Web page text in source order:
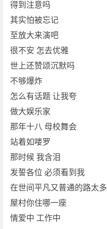
得到注意吗
其实怕被忘记
至放大来演吧
很不安 怎去优雅
世上还赞颂沉默吗
不够爆炸
怎么有话题 让我夸
做大娱乐家
那年十八 母校舞会
站着如喽罗
那时候 我含泪
发誓各位 必须看到我
在世间平凡又普通的路太多
屋村你住哪一座
情爱中 工作中